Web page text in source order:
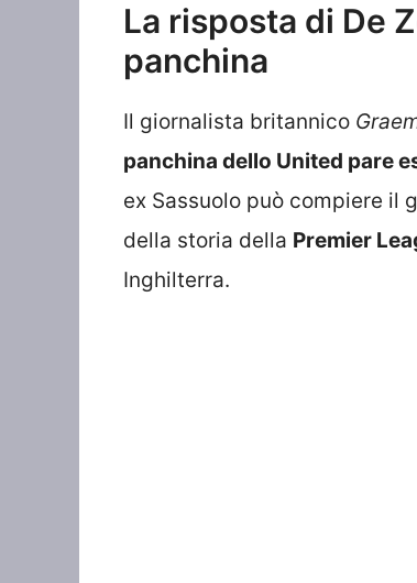
La risposta di De
panchina
Il giornalista britannico
panchina dello United pare
ex Sassuolo può compiere il
della storia della Premier
Inghilterra.